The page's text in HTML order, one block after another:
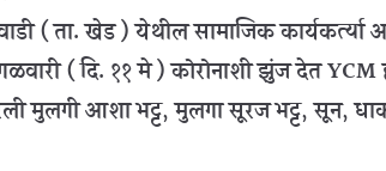
( ता. खेड ) येथील सामाजिक कार्यकर्त्या
( दि. ११ मे ) कोरोनाशी झुंज देत YCM
मुलगी आशा भट्ट, मुलगा सूरज भट्ट, सून,